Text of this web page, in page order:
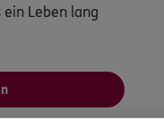
Leben lang